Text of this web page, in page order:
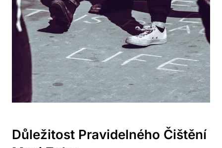
Důležitost Pravidelného Čištění